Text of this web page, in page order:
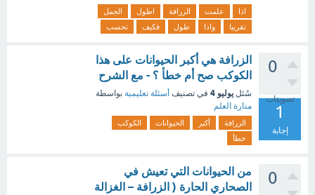
اذا علمت الزرافة اطول
الجمل
تقريبا
واذا طول فكيف تحسب
0
تصويتات
1
إجابة
الزرافة هي أكبر الحيوانات على هذا
الكوكب صح أم خطأ ؟ - مع الشرح
سُئل يوليو 4 في تصنيف أسئلة تعليمية بواسطة
منارة العلم
الزرافة أكبر الحيوانات
الكوكب
خطأ
0
من الحيوانات التي تعيش في
الصحاري الحارة ( الزرافة – الغزالة